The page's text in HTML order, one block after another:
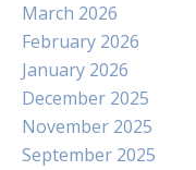
March 2026
February 2026
January 2026
December 2025
November 2025
September 2025